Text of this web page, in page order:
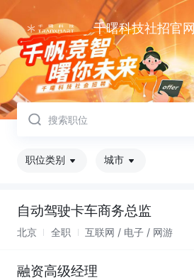
千曙科技社招官网
职位类别 城市
自动驾驶卡车商务总监
北京 全职 互联网 / 电子 / 网游
融资高级经理